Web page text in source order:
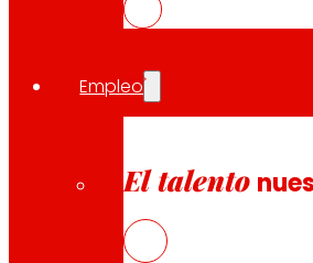
Empleo
El talento
EROSKI ha recibido este año el
en definitiva una excelente
El objetivo de estos premios de
La cooperativa mantiene sus
empresarios y el acuerdo con la
busca contribuir al desarrollo de